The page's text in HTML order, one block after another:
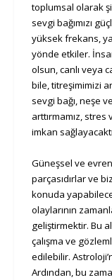
toplumsal olarak
sevgi bağımızı
yüksek frekans,
yönde etkiler.
olsun, canlı veya
bile, titreşimimizi
sevgi bağı, neşe
arttırmamız,
imkan
Güneşsel ve
parçasıdırlar ve
konuda
olaylarının
geliştirmektir. Bu
çalışma ve
edilebilir.
Ardından, bu